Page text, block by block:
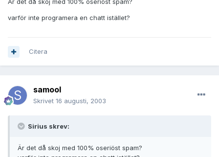
Är det då skoj med 100% oseriöst spam?
varför inte programera en chatt istället?
Citera
samool
Skrivet 16 augusti, 2003
Sirius skrev:
Är det då skoj med 100% oseriöst spam?